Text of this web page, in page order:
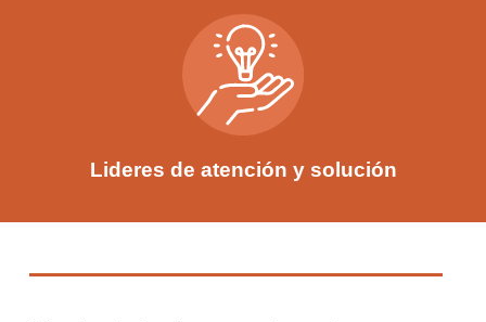
Lideres de atención y solución